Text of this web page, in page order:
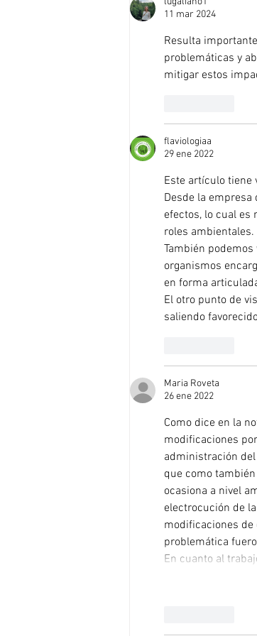
11 mar 2024
Resulta
problemáticas y
mitigar estos
flaviologiaa
29 ene 2022
Este artículo tiene
Desde la
efectos, lo cual es
roles ambientales.
También
organismos
en forma
El otro punto de
saliendo
Maria Roveta
26 ene 2022
Como dice en la
modificaciones
administración
que como
ocasiona a nivel
electrocución de
modificaciones
problemática
En cuanto al